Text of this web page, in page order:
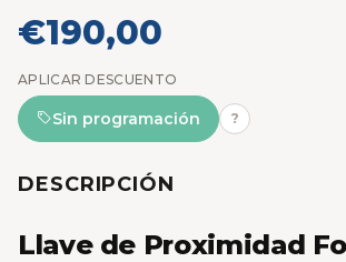
€190,00
APLICAR DESCUENTO
Sin programación ?
DESCRIPCIÓN
Llave de Proximidad